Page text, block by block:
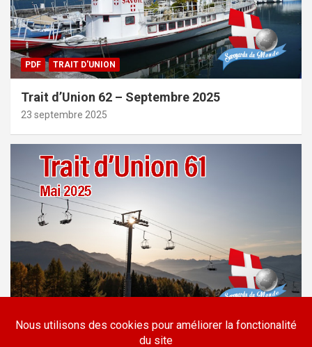
PDF TRAIT D'UNION
Trait d’Union 62 – Septembre 2025
23 septembre 2025
Trait d’Union 61 – Mai 2025